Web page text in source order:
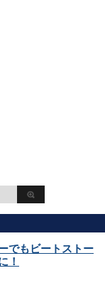
でもビートストー
！